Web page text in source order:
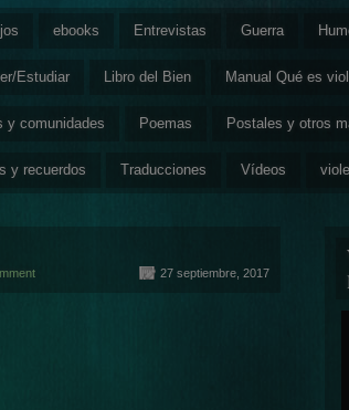
ebooks Entrevistas Guerra
Estudiar Libro del Bien Manual Qué es
y comunidades Poemas Postales y otros
y recuerdos Traducciones Vídeos
27 septiembre, 2017